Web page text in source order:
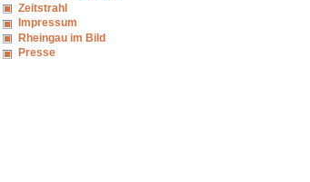
Zeitstrahl
Impressum
Rheingau im Bild
Presse